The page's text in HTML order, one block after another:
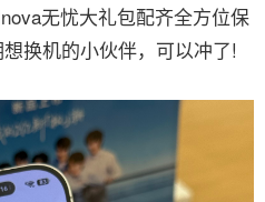
无忧大礼包配齐全方位保
换机的小伙伴，可以冲了!